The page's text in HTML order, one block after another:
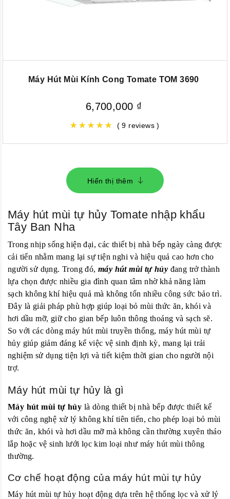
Máy Hút Mùi Kính Cong Tomate TOM 3690
6,700,000 ₫
( 9 reviews )
Hiển thị thêm
Máy hút mùi tự hủy Tomate nhập khẩu
Tây Ban Nha
Trong nhịp sống hiện đại, các thiết bị nhà bếp ngày càng được
cải tiến nhằm mang lại sự tiện nghi và hiệu quả cao hơn cho
người sử dụng. Trong đó, máy hút mùi tự hủy đang trở thành
lựa chọn được nhiều gia đình quan tâm nhờ khả năng làm
sạch không khí hiệu quả mà không tốn nhiều công sức bảo trì.
Đây là giải pháp phù hợp giúp loại bỏ mùi thức ăn, khói và
hơi dầu mỡ, giữ cho gian bếp luôn thông thoáng và sạch sẽ.
So với các dòng máy hút mùi truyền thống, máy hút mùi tự
hủy giúp giảm đáng kể việc vệ sinh định kỳ, mang lại trải
nghiệm sử dụng tiện lợi và tiết kiệm thời gian cho người nội
trợ.
Máy hút mùi tự hủy là gì
Máy hút mùi tự hủy là dòng thiết bị nhà bếp được thiết kế
với công nghệ xử lý không khí tiên tiến, cho phép loại bỏ mùi
thức ăn, khói và hơi dầu mỡ mà không cần thường xuyên tháo
lắp hoặc vệ sinh lưới lọc kim loại như máy hút mùi thông
thường.
Cơ chế hoạt động của máy hút mùi tự hủy
Máy hút mùi tự hủy hoạt động dựa trên hệ thống lọc và xử lý